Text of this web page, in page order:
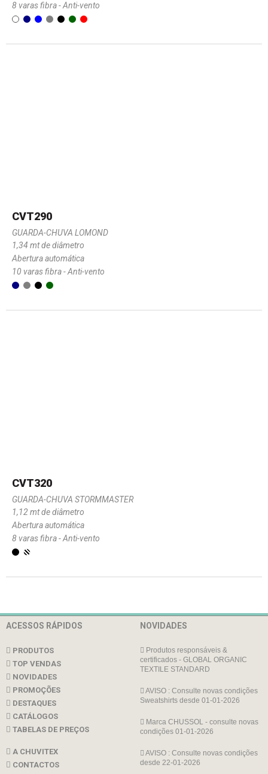
8 varas fibra - Anti-vento
CVT290
GUARDA-CHUVA LOMOND
1,34 mt de diâmetro
Abertura automática
10 varas fibra - Anti-vento
CVT320
GUARDA-CHUVA STORMMASTER
1,12 mt de diâmetro
Abertura automática
8 varas fibra - Anti-vento
ACESSOS RÁPIDOS
PRODUTOS
TOP VENDAS
NOVIDADES
PROMOÇÕES
DESTAQUES
CATÁLOGOS
TABELAS DE PREÇOS
A CHUVITEX
CONTACTOS
NOVIDADES
Produtos responsáveis &
certificados - GLOBAL ORGANIC
TEXTILE STANDARD
AVISO : Consulte novas condições
Sweatshirts desde 01-01-2026
Marca CHUSSOL - consulte novas
condições 01-01-2026
AVISO : Consulte novas condições
desde 22-01-2026